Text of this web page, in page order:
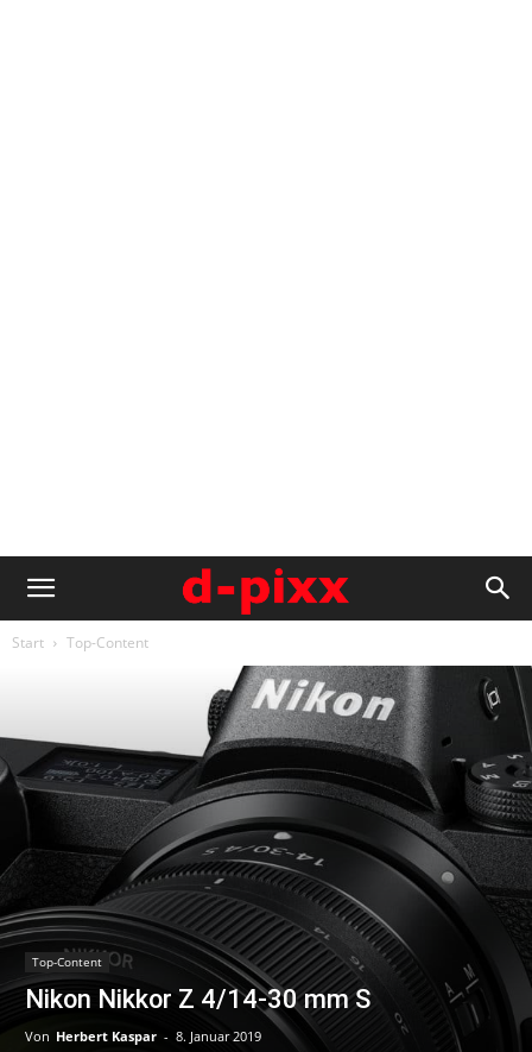
Start Top-Content
Top-Content
Nikon Nikkor Z 4/14-30 mm S
Von Herbert Kaspar - 8. Januar 2019